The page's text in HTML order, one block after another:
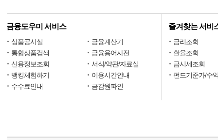
금융도우미 서비스
상품공시실
금융계산기
통합상품검색
금융용어사전
신용정보조회
서식/약관/자료실
뱅킹체험하기
이용시간안내
수수료안내
금감원파인
즐겨찾는 서비
금리조회
환율조회
금시세조회
펀드기준가/수